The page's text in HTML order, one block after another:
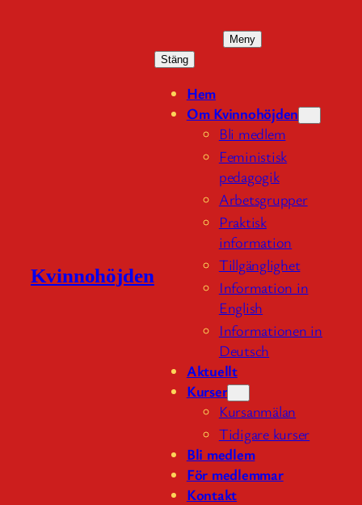
Kvinnohöjden
Meny
Stäng
Hem
Om Kvinnohöjden
Bli medlem
Feministisk
pedagogik
Arbetsgrupper
Praktisk
information
Tillgänglighet
Information in
English
Informationen in
Deutsch
Aktuellt
Kurser
Kursanmälan
Tidigare kurser
Bli medlem
För medlemmar
Kontakt